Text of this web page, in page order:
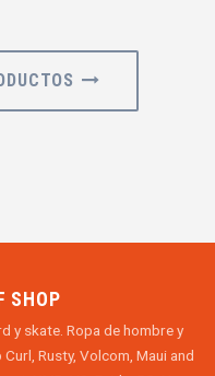
SHOP
y skate. Ropa de hombre y
Rusty, Volcom, Maui and